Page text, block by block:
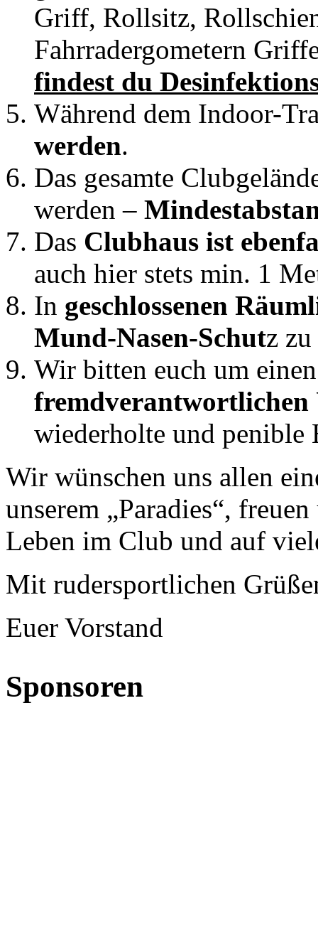
Griff, Rollsitz,
Fahrradergometern
findest du
Während dem Indoor-
werden.
Das gesamte
werden –
Das Clubhaus ist
auch hier stets min. 1
In geschlossenen
Mund-Nasen-Schutz
Wir bitten euch um
fremdverantwortlichen
wiederholte und penible
Wir wünschen uns allen
unserem „Paradies“, freuen
Leben im Club und auf
Mit rudersportlichen
Euer Vorstand
Sponsoren